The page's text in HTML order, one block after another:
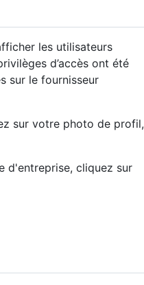
les utilisateurs
d’accès ont été
sur le fournisseur
sur votre photo de profil,
d'entreprise, cliquez sur